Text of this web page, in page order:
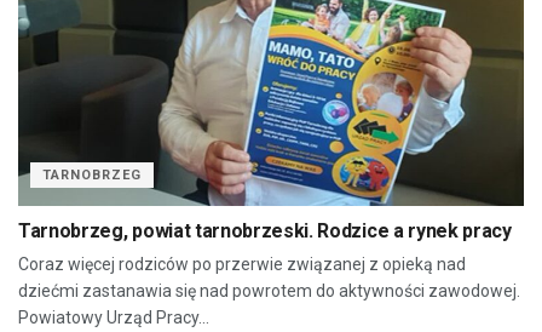
TARNOBRZEG
Tarnobrzeg, powiat tarnobrzeski. Rodzice a rynek pracy
Coraz więcej rodziców po przerwie związanej z opieką nad
dziećmi zastanawia się nad powrotem do aktywności zawodowej.
Powiatowy Urząd Pracy...